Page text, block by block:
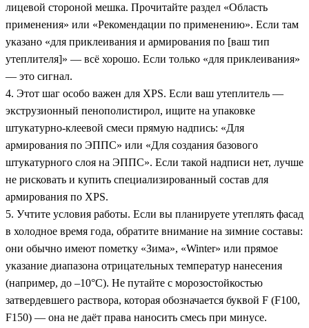
лицевой стороной мешка. Прочитайте раздел «Область
применения» или «Рекомендации по применению». Если там
указано «для приклеивания и армирования по [ваш тип
утеплителя]» — всё хорошо. Если только «для приклеивания»
— это сигнал.
4. Этот шаг особо важен для XPS. Если ваш утеплитель —
экструзионный пенополистирол, ищите на упаковке
штукатурно-клеевой смеси прямую надпись: «Для
армирования по ЭППС» или «Для создания базового
штукатурного слоя на ЭППС». Если такой надписи нет, лучше
не рисковать и купить специализированный состав для
армирования по XPS.
5. Учтите условия работы. Если вы планируете утеплять фасад
в холодное время года, обратите внимание на зимние составы:
они обычно имеют пометку «Зима», «Winter» или прямое
указание диапазона отрицательных температур нанесения
(например, до –10°C). Не путайте с морозостойкостью
затвердевшего раствора, которая обозначается буквой F (F100,
F150) — она не даёт права наносить смесь при минусе.